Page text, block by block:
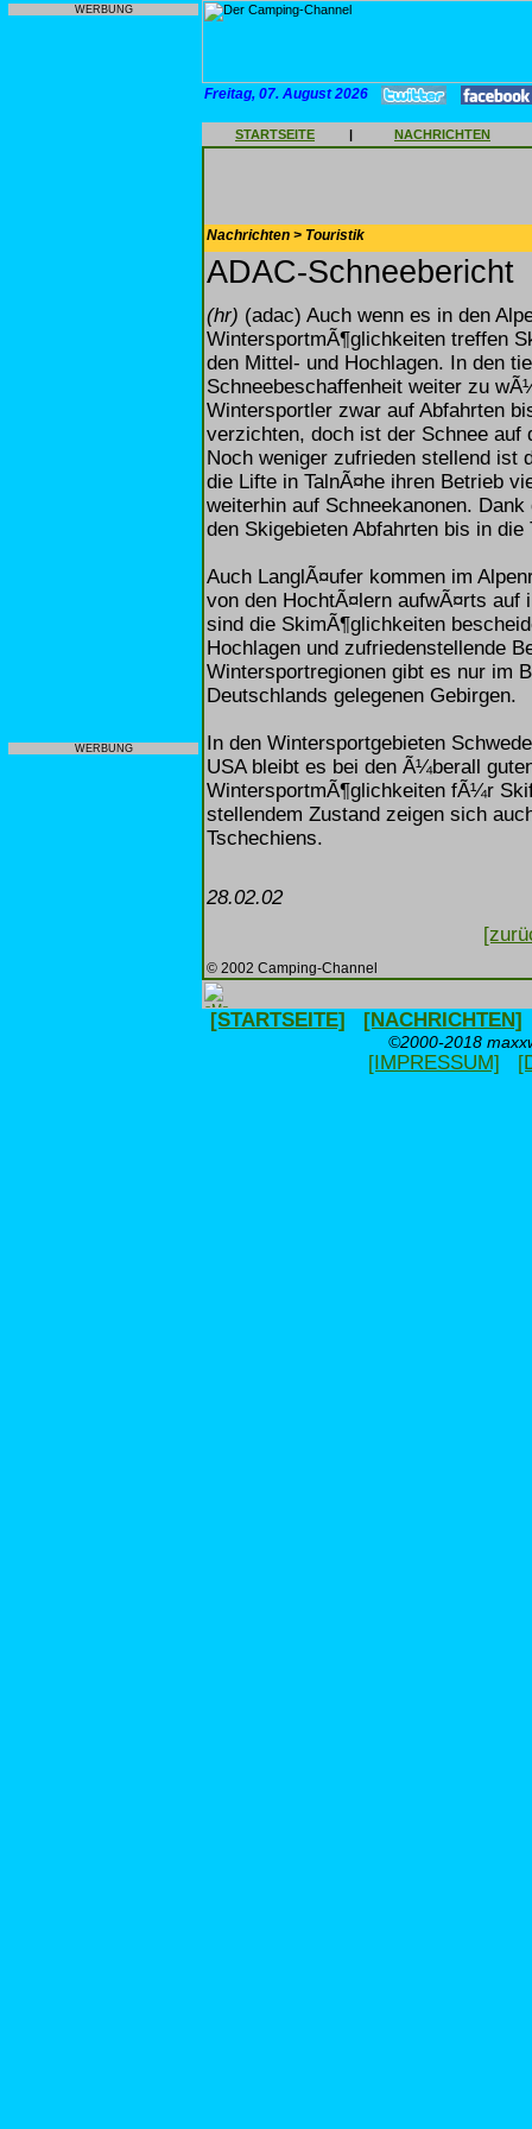
WERBUNG
WERBUNG
Freitag, 07. August 2026
STARTSEITE | NACHRICHTEN
Nachrichten > Touristik
ADAC-Schneebericht
(hr) (adac) Auch wenn es in den
WintersportmÃ¶glichkeiten treffen
den Mittel- und Hochlagen. In den
Schneebeschaffenheit weiter zu
Wintersportler zwar auf Abfahrten
verzichten, doch ist der Schnee
Noch weniger zufrieden stellend ist
die Lifte in TalnÃ¤he ihren Betrieb
weiterhin auf Schneekanonen.
den Skigebieten Abfahrten bis in
Auch LanglÃ¤ufer kommen im
von den HochtÃ¤lern aufwÃ¤rts auf
sind die SkimÃ¶glichkeiten
Hochlagen und zufriedenstellende
Wintersportregionen gibt es nur im
Deutschlands gelegenen Gebirgen.
In den Wintersportgebieten
USA bleibt es bei den Ã¼berall
WintersportmÃ¶glichkeiten fÃ¼r
stellendem Zustand zeigen sich
Tschechiens.
28.02.02
© 2002 Camping-Channel
[STARTSEITE] [NACHRICHTEN]
©2000-2018
[IMPRESSUM]